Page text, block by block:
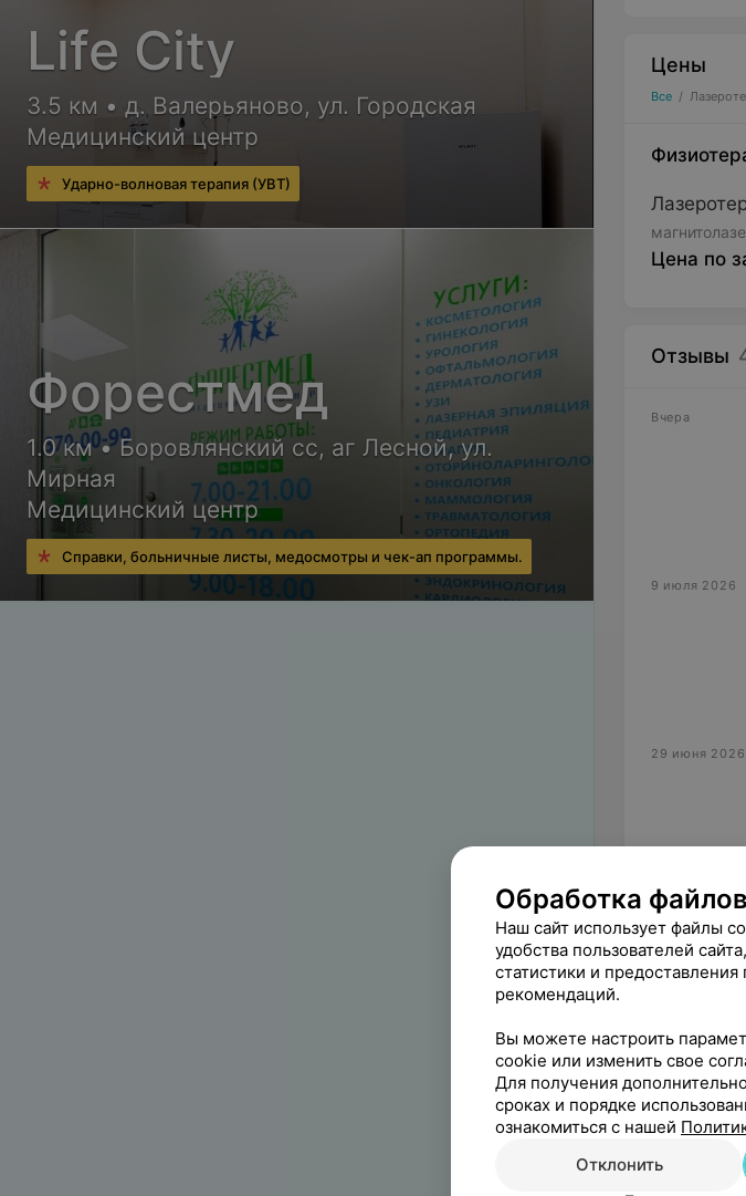
Цены
Все /
Цена по
Отзывы
Вчера
9 июля 2026
29 июня 2026
мнением
Life City
3.5 км • д. Валерьяново, ул. Городская
Медицинский центр
Ударно-волновая терапия (УВТ)
Форестмед
1.0 км • Боровлянский сс, аг Лесной, ул.
Мирная
Медицинский центр
Справки, больничные листы, медосмотры и чек-ап программы.
Обработка
Наш сайт использует файлы
удобства пользователей
статистики и
рекомендаций.
Вы можете настроить
cookie или изменить свое
Для получения
сроках и порядке
ознакомиться с нашей
Отклонить